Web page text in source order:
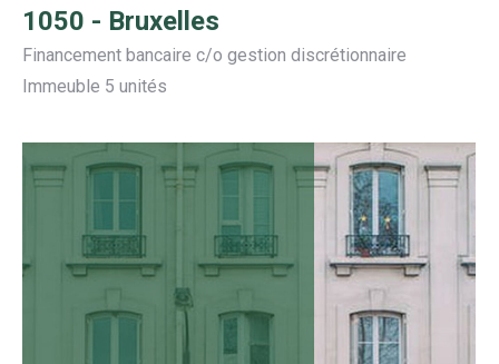
1050 - Bruxelles
Financement bancaire c/o gestion discrétionnaire
Immeuble 5 unités